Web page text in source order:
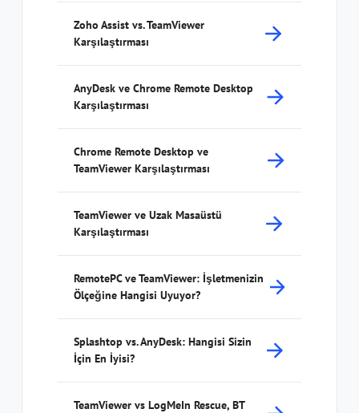
Zoho Assist vs. TeamViewer
Karşılaştırması
AnyDesk ve Chrome Remote Desktop
Karşılaştırması
Chrome Remote Desktop ve
TeamViewer Karşılaştırması
TeamViewer ve Uzak Masaüstü
Karşılaştırması
RemotePC ve TeamViewer: İşletmenizin
Ölçeğine Hangisi Uyuyor?
Splashtop vs. AnyDesk: Hangisi Sizin
İçin En İyisi?
TeamViewer vs LogMeIn Rescue, BT